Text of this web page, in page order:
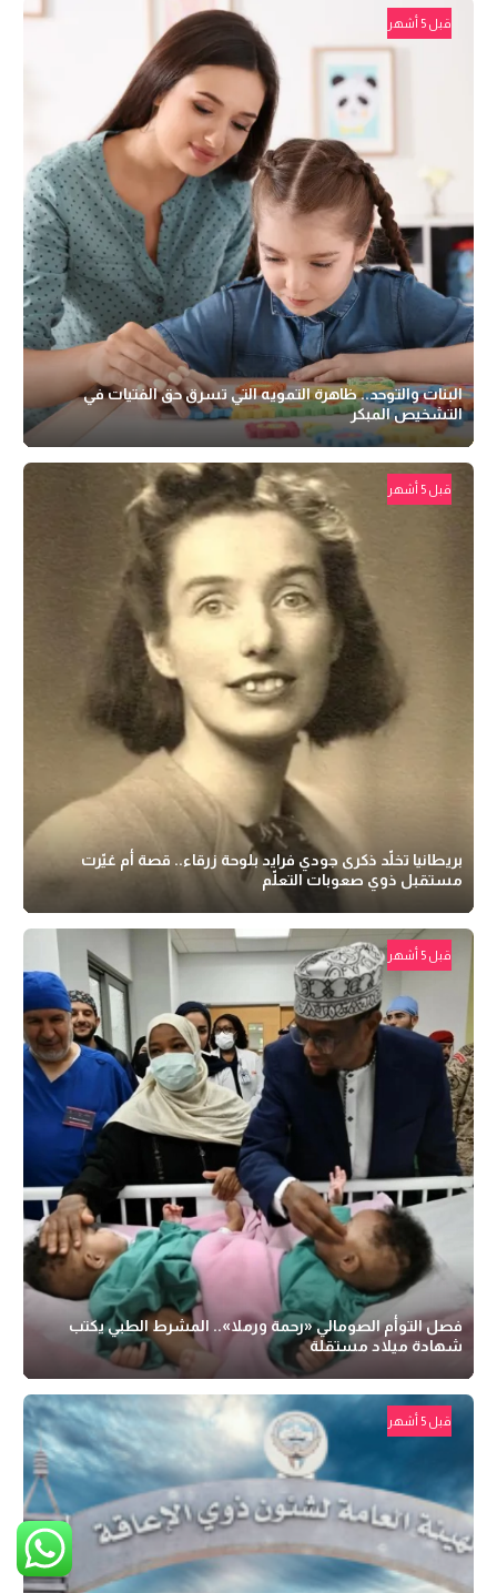
قبل 5 أشهر
البنات والتوحد.. ظاهرة التمويه التي تسرق حق الفتيات في
التشخيص المبكر
قبل 5 أشهر
بريطانيا تخلّد ذكرى جودي فرايد بلوحة زرقاء.. قصة أم غيّرت
مستقبل ذوي صعوبات التعلّم
قبل 5 أشهر
فصل التوأم الصومالي «رحمة ورملا».. المشرط الطبي يكتب
شهادة ميلاد مستقلة
قبل 5 أشهر